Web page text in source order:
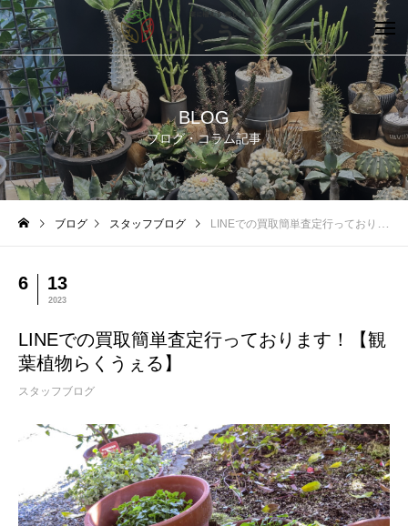
BLOG
ブログ・コラム記事
ブログ スタッフブログ LINEでの買取簡単査定行っております！【観葉植物らくうぇる】
6 13
2023
LINEでの買取簡単査定行っております！【観
葉植物らくうぇる】
スタッフブログ